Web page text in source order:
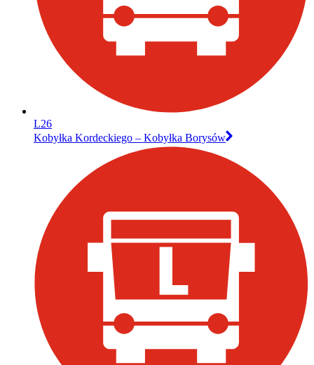
L26
Kobyłka Kordeckiego – Kobyłka Borysów